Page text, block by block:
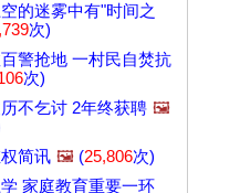
的迷雾中有"时间之
次)
警抢地 一村民自焚抗
次)
不乞讨 2年终获聘 🖼️
简讯 🖼️ (25,806次)
家庭教育重要一环